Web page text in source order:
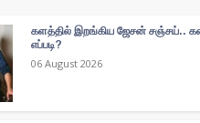
களத்தில் இறங்கிய ஜேசன் சஞ்சய்..
எப்படி?
06 August 2026